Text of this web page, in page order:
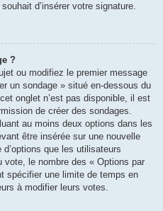
d’insérer votre signature.
?
ou modifiez le premier message
un sondage » situé en-dessous du
onglet n’est pas disponible, il est
de créer des sondages.
au moins deux options dans les
être insérée sur une nouvelle
que les utilisateurs
vote, le nombre des « Options par
spécifier une limite de temps en
à modifier leurs votes.